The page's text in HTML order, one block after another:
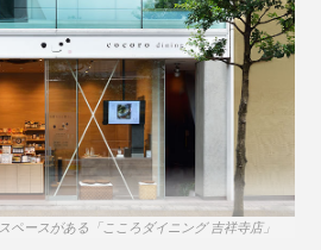
ープ。
、汁気のないパンやサラダ、パ
和えやすいから、いろんな料理
い。例えば、塩コショウをした
ステーキに、ソースとして添え
ペースがある「こころダイニング 吉祥寺店」